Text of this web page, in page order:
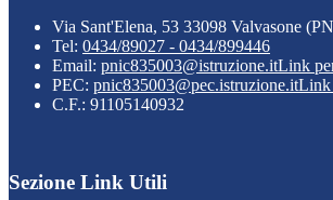
Via Sant'Elena, 53 33098 Valvasone
Tel: 0434/89027 - 0434/899446
Email: pnic835003@istruzione.itLink
PEC: pnic835003@pec.istruzione.itLink
C.F.: 91105140932
Sezione Link Utili